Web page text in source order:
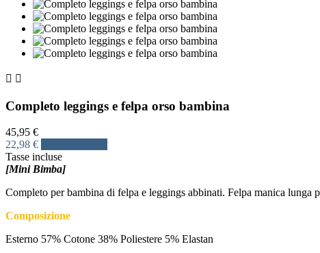
 
Completo leggings e felpa orso bambina
45,95 €
22,98 €
Tasse incluse
[Mini Bimba]
Completo per bambina di felpa e leggings abbinati. Felpa manica
Composizione
Esterno 57% Cotone 38% Poliestere 5% Elastan